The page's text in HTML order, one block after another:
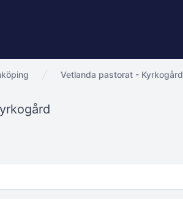
Vetlanda pastorat - Kyrkogård